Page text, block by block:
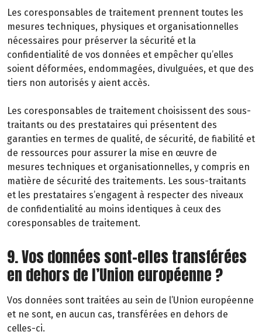
Les coresponsables de traitement prennent toutes les
mesures techniques, physiques et organisationnelles
nécessaires pour préserver la sécurité et la
confidentialité de vos données et empêcher qu’elles
soient déformées, endommagées, divulguées, et que des
tiers non autorisés y aient accès.
Les coresponsables de traitement choisissent des sous-
traitants ou des prestataires qui présentent des
garanties en termes de qualité, de sécurité, de fiabilité et
de ressources pour assurer la mise en œuvre de
mesures techniques et organisationnelles, y compris en
matière de sécurité des traitements. Les sous-traitants
et les prestataires s’engagent à respecter des niveaux
de confidentialité au moins identiques à ceux des
coresponsables de traitement.
9. Vos données sont-elles transférées
en dehors de l’Union européenne ?
Vos données sont traitées au sein de l’Union européenne
et ne sont, en aucun cas, transférées en dehors de
celles-ci.